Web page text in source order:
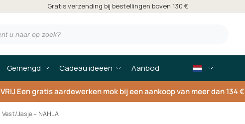
Gratis verzending bij bestellingen boven 130 €
Gemengd Cadeau ideeën Aanbod
VRIJEen gratis aardewerken mok bij een aankoop van meer dan 134 €
Vest/Jasje – NAHLA